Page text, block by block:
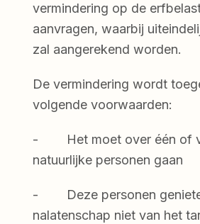
vermindering op de
aanvragen, waarbij
zal aangerekend worden.
De vermindering wordt
volgende voorwaarden:
- Het moet over één of
natuurlijke personen gaan
- Deze personen
nalatenschap niet van het